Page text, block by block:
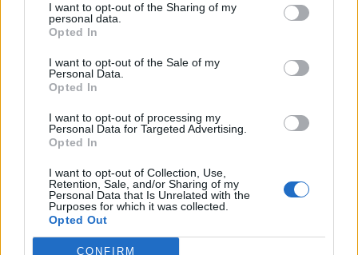
I want to opt-out of the Sharing of my
personal data.
Opted In
I want to opt-out of the Sale of my
Personal Data.
Opted In
I want to opt-out of processing my
Personal Data for Targeted Advertising.
Opted In
I want to opt-out of Collection, Use,
Retention, Sale, and/or Sharing of my
Personal Data that Is Unrelated with the
Purposes for which it was collected.
Opted Out
CONFIRM
PNȚCD (Pavelescu)
PNCR (Terheș)
Partidul Patrioților (Surugiu)
FAR (Coarnă)
România pe Primul Loc (Ponta)
Altul
Arată rezultatele
Arhiva sondajelor